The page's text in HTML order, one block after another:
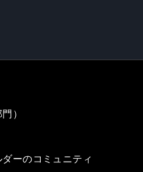
）
ーのコミュニティ